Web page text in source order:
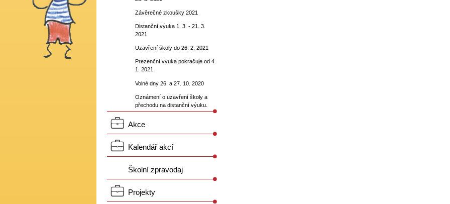
Závěrečné zkoušky 2021
Distanční výuka 1. 3. - 21. 3.
2021
Uzavření školy do 26. 2. 2021
Prezenční výuka pokračuje od 4.
1. 2021
Volné dny 26. a 27. 10. 2020
Oznámení o uzavření školy a
přechodu na distanční výuku.
Akce
Kalendář akcí
Školní zpravodaj
Projekty